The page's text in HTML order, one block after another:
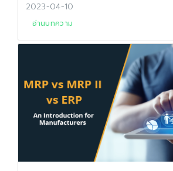
2023-04-10
อ่านบทความ